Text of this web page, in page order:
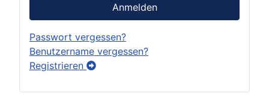
Anmelden
Passwort vergessen?
Benutzername vergessen?
Registrieren